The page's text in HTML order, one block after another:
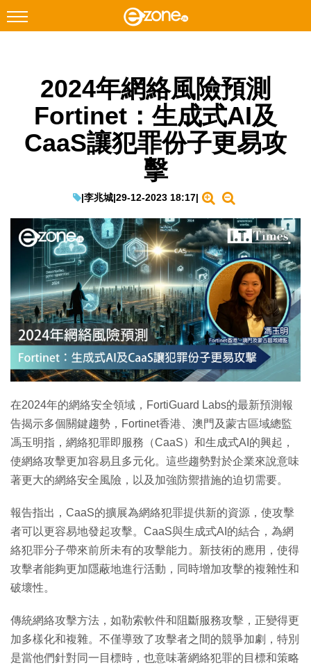
Facebook Instagram
科技焦點
網絡生活
EduTech
IT Times
生成式AI與雲端應用
Enterprise Digital Transformation
特集
2024年網絡風險預測
Fortinet：生成式AI及
CaaS讓犯罪份子更易攻
擊
|李兆城|29-12-2023 18:17|
在2024年的網絡安全領域，FortiGuard Labs的最新預測報
告揭示多個關鍵趨勢，Fortinet香港、澳門及蒙古區域總監
馮玉明指，網絡犯罪即服務（CaaS）和生成式AI的興起，
使網絡攻擊更加容易且多元化。這些趨勢對於企業來說意味
著更大的網絡安全風險，以及加強防禦措施的迫切需要。
報告指出，CaaS的擴展為網絡犯罪提供新的資源，使攻擊
者可以更容易地發起攻擊。CaaS與生成式AI的結合，為網
絡犯罪分子帶來前所未有的攻擊能力。新技術的應用，使得
攻擊者能夠更加隱蔽地進行活動，同時增加攻擊的複雜性和
破壞性。
傳統網絡攻擊方法，如勒索軟件和阻斷服務攻擊，正變得更
加多樣化和複雜。不僅導致了攻擊者之間的競爭加劇，特別
是當他們針對同一目標時，也意味著網絡犯罪的目標和策略